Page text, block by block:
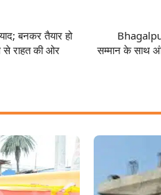
बनकर तैयार हो
से राहत की ओर
सम्मान के साथ